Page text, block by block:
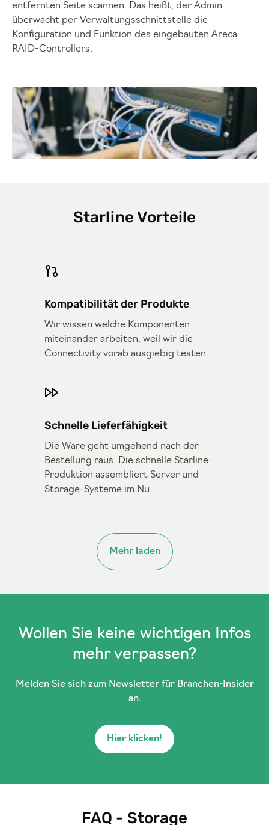
entfernten Seite scannen. Das heißt, der Admin
überwacht per Verwaltungsschnittstelle die
Konfiguration und Funktion des eingebauten Areca
RAID-Controllers.
Starline Vorteile
Kompatibilität der Produkte
Wir wissen welche Komponenten
miteinander arbeiten, weil wir die
Connectivity vorab ausgiebig testen.
Schnelle Lieferfähigkeit
Die Ware geht umgehend nach der
Bestellung raus. Die schnelle Starline-
Produktion assembliert Server und
Storage-Systeme im Nu.
Mehr laden
Wollen Sie keine wichtigen Infos
mehr verpassen?
Melden Sie sich zum Newsletter für Branchen-Insider
an.
Hier klicken!
FAQ - Storage